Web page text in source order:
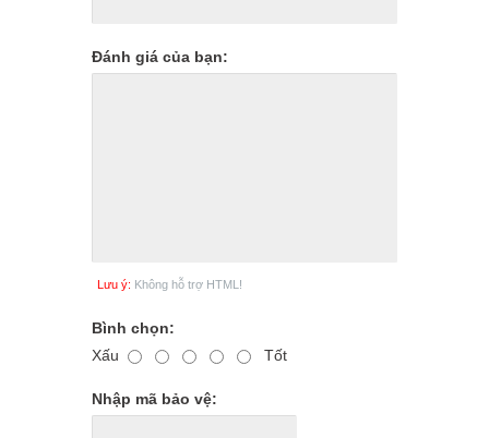
Đánh giá của bạn:
Lưu ý: Không hỗ trợ HTML!
Bình chọn:
Xấu
Tốt
Nhập mã bảo vệ: